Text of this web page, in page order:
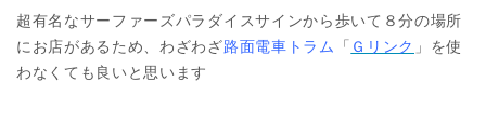
超有名なサーファーズパラダイスサインから歩いて８分の場所
にお店があるため、わざわざ路面電車トラム 「 Ｇリンク 」を使
わなくても良いと思います